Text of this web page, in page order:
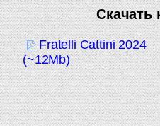
Скачать
Fratelli Cattini 2024
(~12Mb)